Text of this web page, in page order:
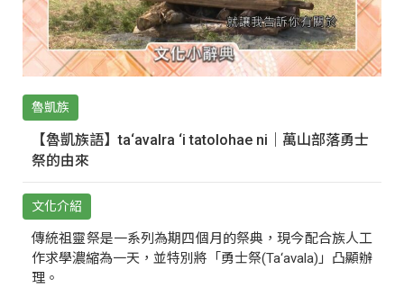
魯凱族
【魯凱族語】ta‘avalra ‘i tatolohae ni｜萬山部落勇士
祭的由來
文化介紹
傳統祖靈祭是一系列為期四個月的祭典，現今配合族人工
作求學濃縮為一天，並特別將「勇士祭(Ta‘avala)」凸顯辦
理。